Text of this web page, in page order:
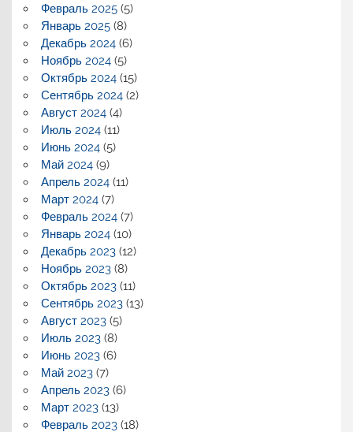
Февраль 2025(5)
Январь 2025(8)
Декабрь 2024(6)
Ноябрь 2024(5)
Октябрь 2024(15)
Сентябрь 2024(2)
Август 2024(4)
Июль 2024(11)
Июнь 2024(5)
Май 2024(9)
Апрель 2024(11)
Март 2024(7)
Февраль 2024(7)
Январь 2024(10)
Декабрь 2023(12)
Ноябрь 2023(8)
Октябрь 2023(11)
Сентябрь 2023(13)
Август 2023(5)
Июль 2023(8)
Июнь 2023(6)
Май 2023(7)
Апрель 2023(6)
Март 2023(13)
Февраль 2023(18)